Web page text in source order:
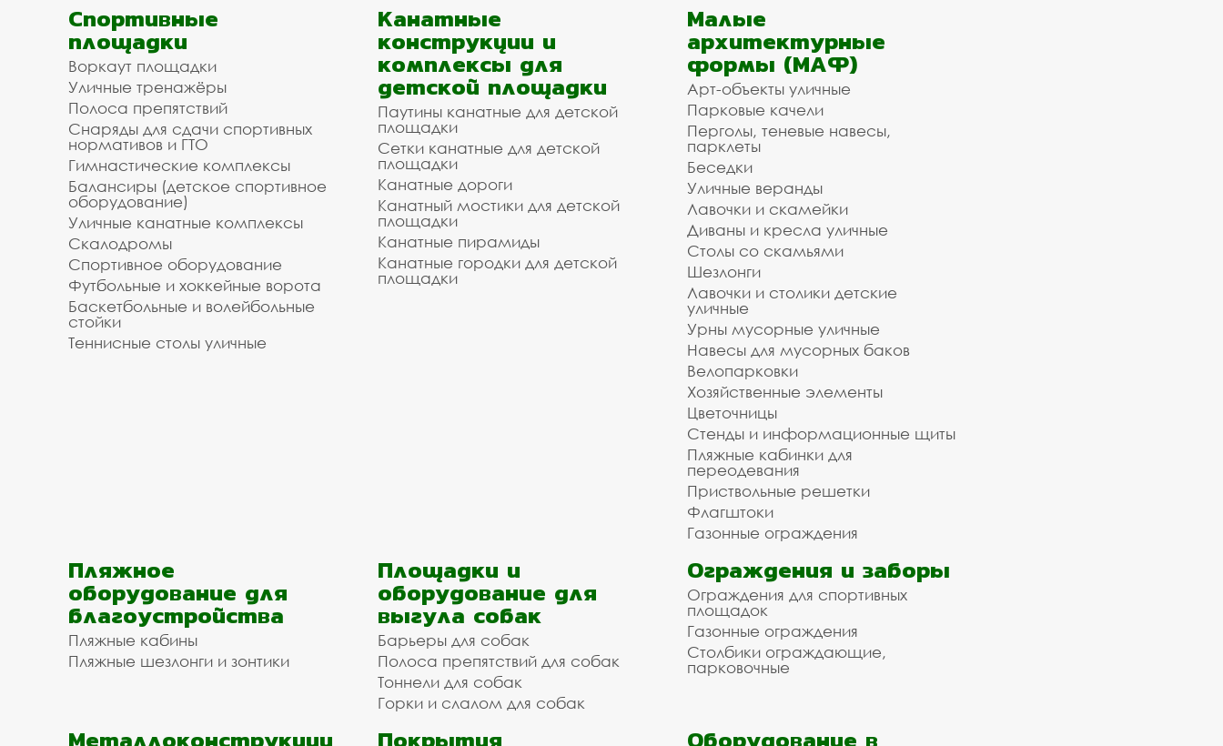
Спортивные
площадки
Воркаут площадки
Уличные тренажёры
Полоса препятствий
Снаряды для сдачи спортивных
нормативов и ГТО
Гимнастические комплексы
Балансиры (детское спортивное
оборудование)
Уличные канатные комплексы
Скалодромы
Спортивное оборудование
Футбольные и хоккейные ворота
Баскетбольные и волейбольные
стойки
Теннисные столы уличные
Канатные
конструкции и
комплексы для
детской площадки
Паутины канатные для детской
площадки
Сетки канатные для детской
площадки
Канатные дороги
Канатный мостики для детской
площадки
Канатные пирамиды
Канатные городки для детской
площадки
Малые
архитектурные
формы (МАФ)
Арт-объекты уличные
Парковые качели
Перголы, теневые навесы,
парклеты
Беседки
Уличные веранды
Лавочки и скамейки
Диваны и кресла уличные
Столы со скамьями
Шезлонги
Лавочки и столики детские
уличные
Урны мусорные уличные
Навесы для мусорных баков
Велопарковки
Хозяйственные элементы
Цветочницы
Стенды и информационные щиты
Пляжные кабинки для
переодевания
Приствольные решетки
Флагштоки
Газонные ограждения
Пляжное
оборудование для
благоустройства
Пляжные кабины
Пляжные шезлонги и зонтики
Площадки и
оборудование для
выгула собак
Барьеры для собак
Полоса препятствий для собак
Тоннели для собак
Горки и слалом для собак
Ограждения и заборы
Ограждения для спортивных
площадок
Газонные ограждения
Столбики ограждающие,
парковочные